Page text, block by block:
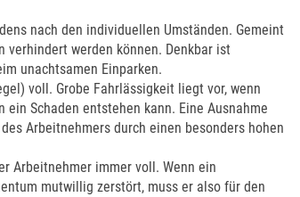
nach den individuellen Umständen. Gemeint
werden können. Denkbar ist
unachtsamen Einparken.
voll. Grobe Fahrlässigkeit liegt vor, wenn
Schaden entstehen kann. Eine Ausnahme
Arbeitnehmers durch einen besonders hohen
Arbeitnehmer immer voll. Wenn ein
mutwillig zerstört, muss er also für den